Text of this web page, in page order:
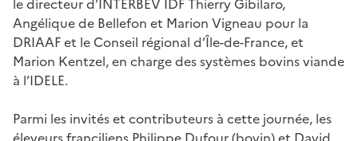
Angélique de Bellefon et Marion Vigneau pour la
DRIAAF et le Conseil régional d’Île-de-France, et
Marion Kentzel, en charge des systèmes bovins viande
à l’IDELE.
Parmi les invités et contributeurs à cette journée, les